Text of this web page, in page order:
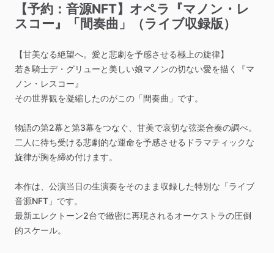
【予約：音源NFT】オペラ『マノン・レ
スコー』「間奏曲」（ライブ収録版）
【甘美なる絶望へ。愛と悲劇を予感させる極上の旋律】
若き騎士デ・グリューと美しい娘マノンの切ない愛を描く『マ
ノン・レスコー』
その世界観を凝縮したのがこの「間奏曲」です。
物語の第2幕と第3幕をつなぐ、甘美で哀切な弦楽合奏の調べ。
二人に待ち受ける悲劇的な運命を予感させるドラマティックな
旋律が胸を締め付けます。
本作は、公演当日の生演奏をそのまま収録した特別な「ライブ
音源NFT」です。
最新エレクトーン2台で緻密に再現されるオーケストラの圧倒
的スケール。